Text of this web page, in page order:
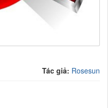
Tác giả: Rosesun